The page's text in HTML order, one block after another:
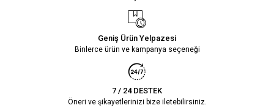
Geniş Ürün Yelpazesi
Binlerce ürün ve kampanya seçeneği
7 / 24 DESTEK
Öneri ve şikayetlerinizi bize iletebilirsiniz.